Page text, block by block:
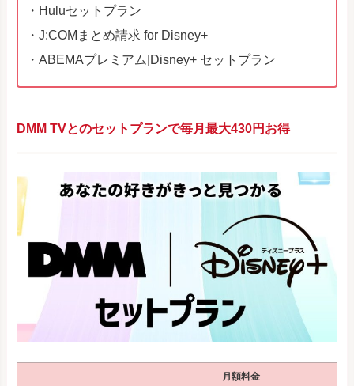
・Huluセットプラン
・J:COMまとめ請求 for Disney+
・ABEMAプレミアム|Disney+ セットプラン
DMM TVとのセットプランで毎月最大430円お得
月額料金